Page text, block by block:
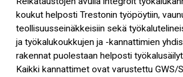
koukut helposti Trestonin työpöytiin,
teollisuusseinäkkeisiin sekä
ja työkalukoukkujen ja -kannattimien
rakennat puolestaan helposti
Kaikki kannattimet ovat varustettu GWS/